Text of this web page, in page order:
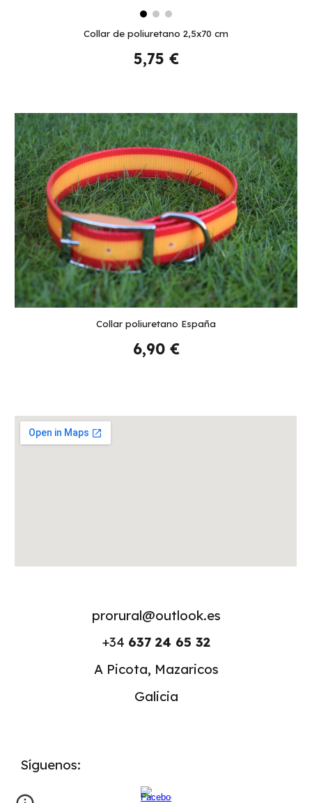
Collar de poliuretano 2,5x70 cm
5,75 €
Collar poliuretano España
6,90 €
prorural@outlook.es
+34 637 24 65 32
A Picota, Mazaricos
Galicia
Síguenos: